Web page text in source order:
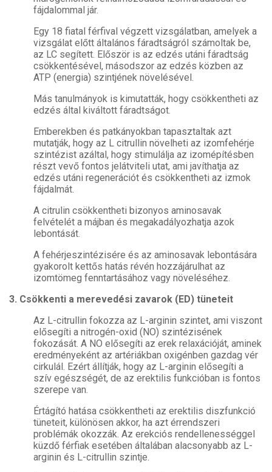
fájdalommal jár.
Egy 18 fiatal férfival végzett vizsgálatban, amelyek a
vizsgálat előtt általános fáradtságról számoltak be,
az LC segített. Először is az edzés utáni fáradtság
csökkentésével, másodszor az edzés közben az
ATP (energia) szintjének növelésével.
Más tanulmányok is kimutatták, hogy csökkentheti az
edzés által kiváltott fáradtságot.
Emberekben és patkányokban tapasztaltak azt
mutatják, hogy az L citrullin növelheti az izomfehérje
szintézist azáltal, hogy stimulálja az izomépítésben
részt vevő fontos jelátviteli utat, ami javíthatja az
edzés utáni regenerációt és csökkentheti az izmok
fájdalmát.
A citrulin csökkentheti bizonyos aminosavak
felvételét a májban és megakadályozhatja azok
lebontását.
A fehérjeszintézisére és az aminosavak lebontására
gyakorolt kettős hatás révén hozzájárulhat az
izomtömeg fenntartásához vagy növeléséhez.
3. Csökkenti a merevedési zavarok (ED) tüneteit
Az L-citrullin fokozza az L-arginin szintet, ami viszont
elősegíti a nitrogén-oxid (NO) szintézisének
fokozását. A NO elősegíti az erek relaxációját, aminek
eredményeként az artériákban oxigénben gazdag vér
cirkulál. Ezért állítják, hogy az L-arginin elősegíti a
szív egészségét, de az erektilis funkcióban is fontos
szerepe van.
Értágító hatása csökkentheti az erektilis diszfunkció
tüneteit, különösen akkor, ha azt érrendszeri
problémák okozzák. Az erekciós rendellenességgel
küzdő férfiak esetében általában alacsonyabb az L-
arginin és L-citrullin szintje.